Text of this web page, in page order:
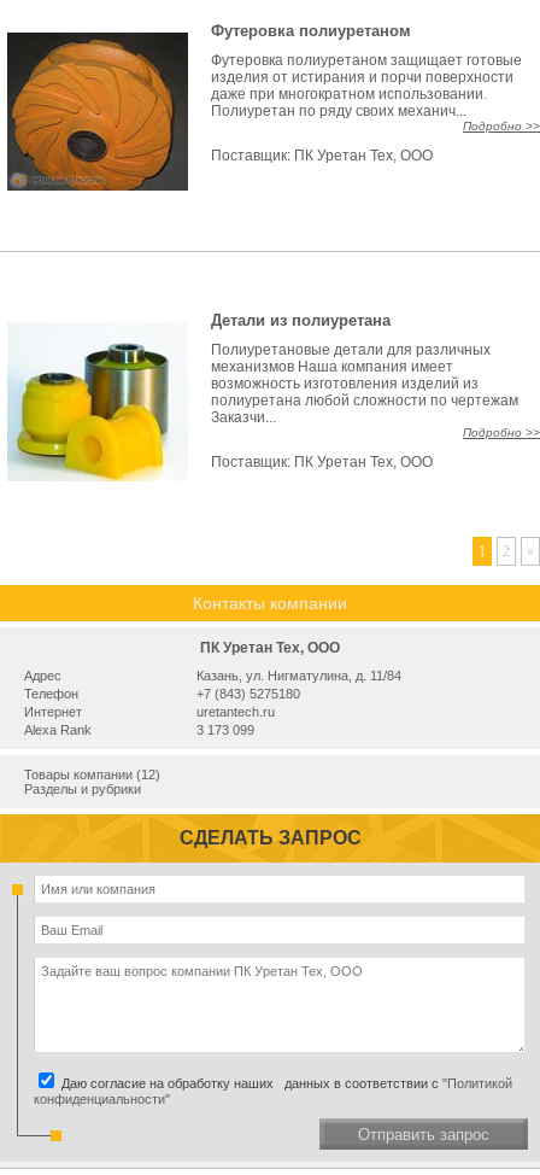
Футеровка полиуретаном
Футеровка полиуретаном защищает готовые
изделия от истирания и порчи поверхности
даже при многократном использовании.
Полиуретан по ряду своих механич...
Подробно >>
Поставщик: ПК Уретан Тех, ООО
Детали из полиуретана
Полиуретановые детали для различных
механизмов Наша компания имеет
возможность изготовления изделий из
полиуретана любой сложности по чертежам
Заказчи...
Подробно >>
Поставщик: ПК Уретан Тех, ООО
1 2 »
Контакты компании
ПК Уретан Тех, ООО
Адрес
Казань, ул. Нигматулина, д. 11/84
Телефон
+7 (843) 5275180
Интернет
uretantech.ru
Alexa Rank
3 173 099
Товары компании (12)
Разделы и рубрики
СДЕЛАТЬ ЗАПРОС
Даю согласие на обработку наших данных в соответствии с "Политикой
конфиденциальности"
Отправить запрос